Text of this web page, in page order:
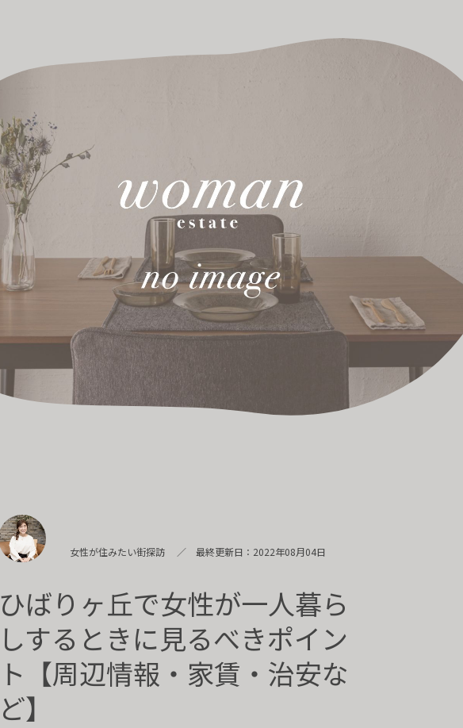
個人情報保護方針
サイトマップ
運営会社
祥エステートオフィス株式会社
SHO-ESTATE.BLD B1
女性が住みたい街探訪 最終更新日：2022年08月04日
ひばりヶ丘で女性が一人暮ら
しするときに見るべきポイン
ト【周辺情報・家賃・治安な
ど】